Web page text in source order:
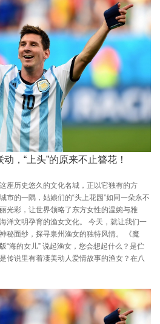
，“上头”的原来不止簪花！
座历史悠久的文化名城，正以它独有的方
市的一隅，姑娘们的“头上花园”如同一朵永不
光彩，让世界领略了东方女性的温婉与雅
洋文明孕育的渔女文化。 今天，就让我们一
秘面纱，探寻泉州渔女的独特风情。 《魔
“海的女儿” 说起渔女，您会想起什么？是伫
传说里有着凄美动人爱情故事的渔女？在八